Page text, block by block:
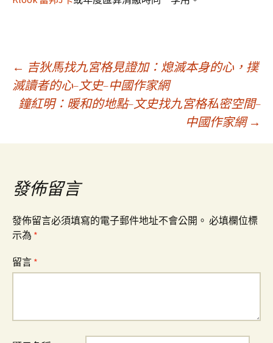
文
章
導
覽
← 吉狄馬找九宮格見證加：熄滅本身的心，撲
滅讀者的心–文史–中國作家網
鐘紅明：暖和的地點–文史找九宮格私密空間–
中國作家網 →
發佈留言
發佈留言必須填寫的電子郵件地址不會公開。 必填欄位標
示為 *
留言 *